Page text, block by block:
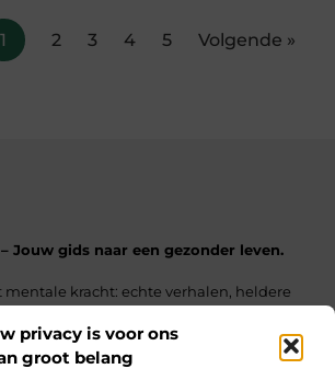
privacy is voor ons
groot belang
1 2 3 4 5 Volgende »
Jouw gids naar een gezonder leven.
mentale kracht: echte verhalen, heldere